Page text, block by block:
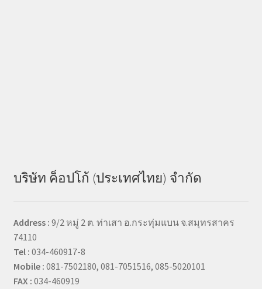
บริษัท ค็อปโก้ (ประเทศไทย) จำกัด
Address : 9/2 หมู่ 2 ต. ท่าเสา อ.กระทุ่มแบน จ.สมุทรสาคร
74110
Tel : 034-460917-8
Mobile : 081-7502180, 081-7051516, 085-5020101
FAX : 034-460919